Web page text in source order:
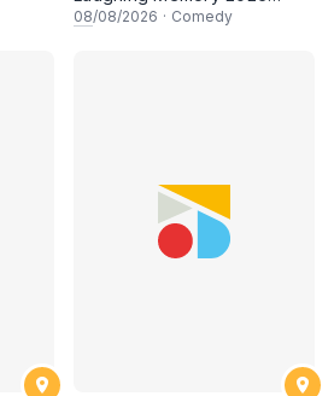
Comedy Special
08/08/2026 · Comedy